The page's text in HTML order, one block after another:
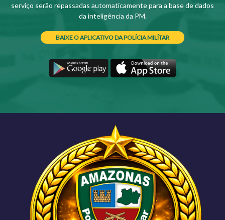
serviço serão repassadas automaticamente para a base de dados
da inteligência da PM.
BAIXE O APLICATIVO DA POLÍCIA MILÍTAR